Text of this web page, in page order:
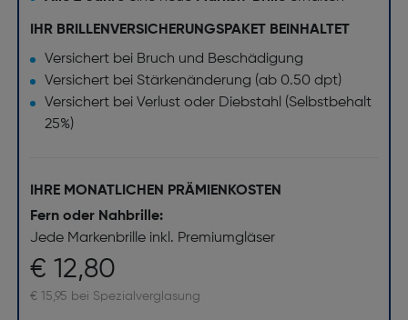
IHR BRILLENVERSICHERUNGSPAKET BEINHALTET
Versichert bei Bruch und Beschädigung
Versichert bei Stärkenänderung (ab 0.50 dpt)
Versichert bei Verlust oder Diebstahl (Selbstbehalt
25%)
IHRE MONATLICHEN PRÄMIENKOSTEN
Fern oder Nahbrille:
Jede Markenbrille inkl. Premiumgläser
€ 12,80
€ 15,95 bei Spezialverglasung